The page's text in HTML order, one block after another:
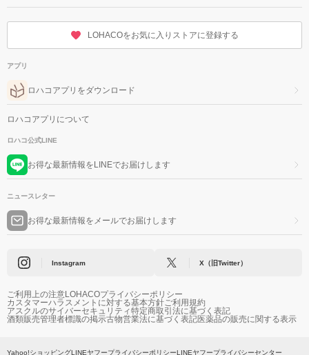
LOHACOをお気に入りストアに登録する
アプリ
ロハコアプリをダウンロード
ロハコアプリについて
ロハコ公式LINE
お得な最新情報をLINEでお届けします
ニュースレター
お得な最新情報をメールでお届けします
Instagram X（旧Twitter）
ご利用上の注意LOHACOプライバシーポリシー
カスタマーハラスメントに対する基本方針ご利用規約
アスクルのサイバーセキュリティ特定商取引法に基づく表記
酒類販売管理者標識の掲示古物営業法に基づく表記医薬品の販売に関する表示
Yahoo!ショッピングLINEヤフープライバシーポリシーLINEヤフープライバシーセンター